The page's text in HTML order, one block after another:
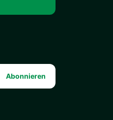
Abonnieren